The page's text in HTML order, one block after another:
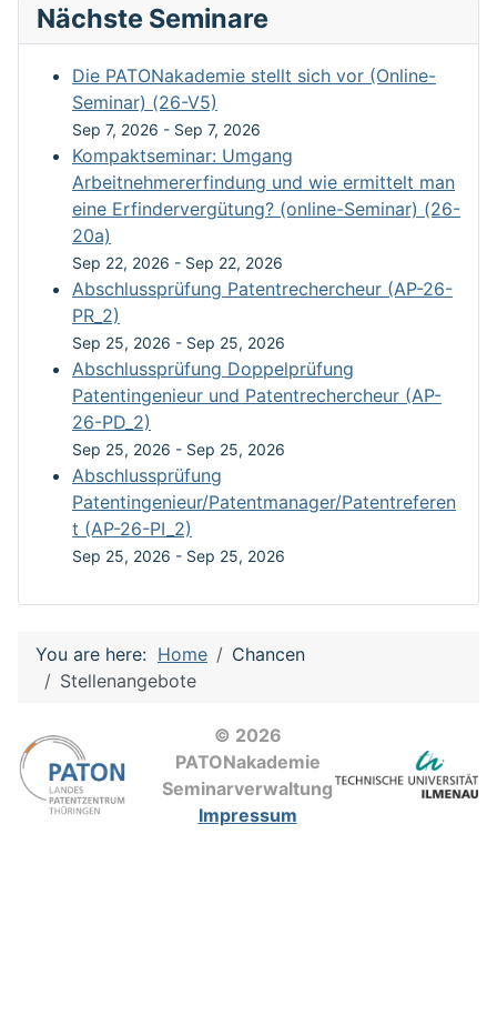
Nächste Seminare
Die PATONakademie stellt sich vor (Online-
Seminar) (26-V5)
Sep 7, 2026 - Sep 7, 2026
Kompaktseminar: Umgang
Arbeitnehmererfindung und wie ermittelt man
eine Erfindervergütung? (online-Seminar) (26-
20a)
Sep 22, 2026 - Sep 22, 2026
Abschlussprüfung Patentrechercheur (AP-26-
PR_2)
Sep 25, 2026 - Sep 25, 2026
Abschlussprüfung Doppelprüfung
Patentingenieur und Patentrechercheur (AP-
26-PD_2)
Sep 25, 2026 - Sep 25, 2026
Abschlussprüfung
Patentingenieur/Patentmanager/Patentreferen
t (AP-26-PI_2)
Sep 25, 2026 - Sep 25, 2026
You are here: Home
Chancen
Stellenangebote
© 2026
PATONakademie
Seminarverwaltung
Impressum